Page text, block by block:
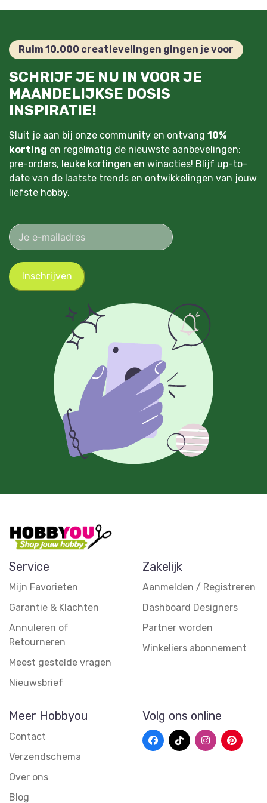
Ruim 10.000 creatievelingen gingen je voor
SCHRIJF JE NU IN VOOR JE
MAANDELIJKSE DOSIS
INSPIRATIE!
Sluit je aan bij onze community en ontvang 10%
korting en regelmatig de nieuwste aanbevelingen:
pre-orders, leuke kortingen en winacties! Blijf up-to-
date van de laatste trends en ontwikkelingen van jouw
liefste hobby.
Inschrijven
Service
Mijn Favorieten
Garantie & Klachten
Annuleren of
Retourneren
Meest gestelde vragen
Nieuwsbrief
Zakelijk
Aanmelden / Registreren
Dashboard Designers
Partner worden
Winkeliers abonnement
Meer Hobbyou
Contact
Verzendschema
Over ons
Blog
Volg ons online